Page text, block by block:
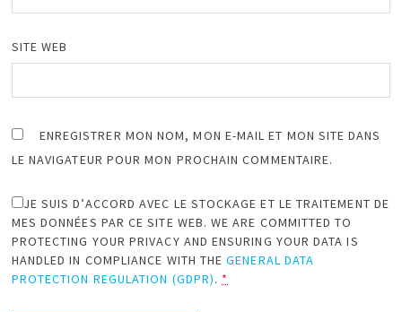
SITE WEB
ENREGISTRER MON NOM, MON E-MAIL ET MON SITE DANS
LE NAVIGATEUR POUR MON PROCHAIN COMMENTAIRE.
JE SUIS D’ACCORD AVEC LE STOCKAGE ET LE TRAITEMENT DE
MES DONNÉES PAR CE SITE WEB. WE ARE COMMITTED TO
PROTECTING YOUR PRIVACY AND ENSURING YOUR DATA IS
HANDLED IN COMPLIANCE WITH THEGENERAL DATA
PROTECTION REGULATION (GDPR). *